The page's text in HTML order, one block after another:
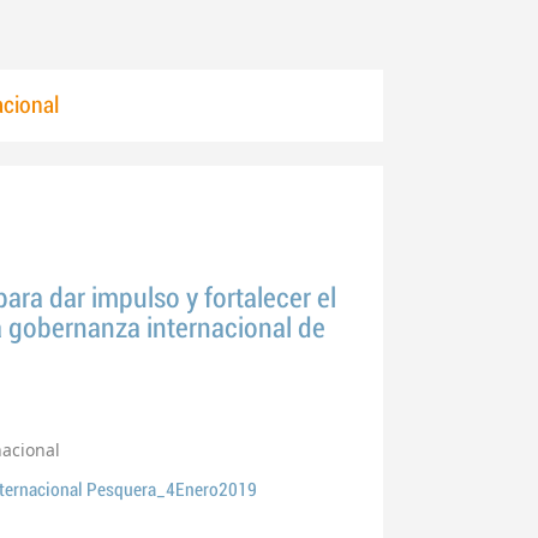
dar impulso y fortalecer el
gobernanza internacional de
Pesquera_4Enero2019